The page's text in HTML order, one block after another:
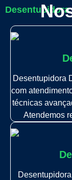
Desentupidora
Desentupidora
com
técnicas
Atendemos